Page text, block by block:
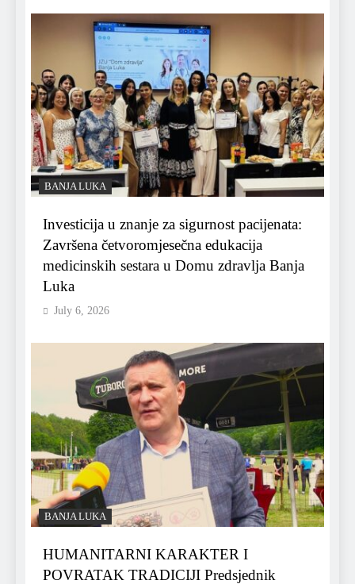
BANJA LUKA
Investicija u znanje za sigurnost pacijenata:
Završena četvoromjesečna edukacija
medicinskih sestara u Domu zdravlja Banja
Luka
July 6, 2026
BANJA LUKA
HUMANITARNI KARAKTER I
POVRATAK TRADICIJI Predsjednik